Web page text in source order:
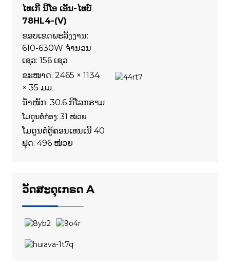
ໄທເກີ ນີໂອ ເອັນ-ໄທບ໌
78HL4-(V)
ຂອບເຂດພະລັງງານ:
610-630W ຈຳນວນ
ເຊວ: 156 ເຊວ
ຂະໜາດ: 2465 × 1134
× 35 ມມ
ນ້ຳໜັກ: 30.6 ກິໂລກຣາມ
ໂມດູນຕໍ່ກ່ອງ: 31 ໜ່ວຍ
ໂມດູນຕໍ່ຕູ້ຄອນເທນເນີ 40
ຟຸດ: 496 ໜ່ວຍ
ວັດສະດຸເກຣດ A